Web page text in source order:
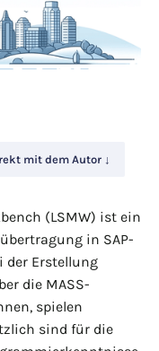
mit dem Autor ↓
(LSMW) ist ein
in SAP-
der Erstellung
die MASS-
spielen
sind für die